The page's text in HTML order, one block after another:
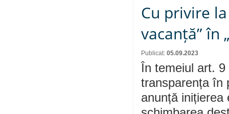
Cu privire
vacanță” în
Publicat: 05.09.2023
În temeiul art.
transparența în
anunță inițierea